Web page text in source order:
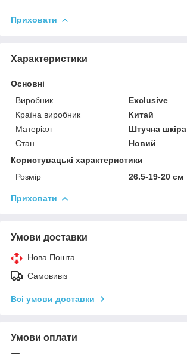
Приховати
Характеристики
Основні
Виробник
Exclusive
Країна виробник
Китай
Матеріал
Штучна шкіра
Стан
Новий
Користувацькі характеристики
Розмір
26.5-19-20 см
Приховати
Умови доставки
Нова Пошта
Самовивіз
Всі умови доставки
Умови оплати